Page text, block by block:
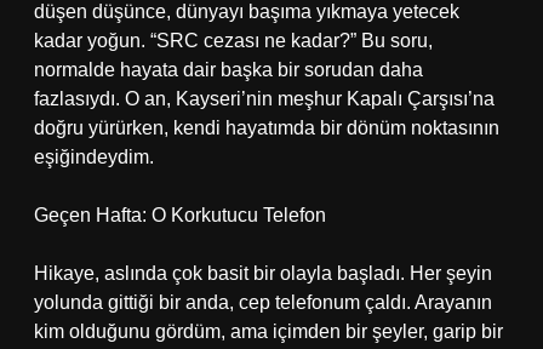
düşen düşünce, dünyayı başıma yıkmaya yetecek
kadar yoğun. “SRC cezası ne kadar?” Bu soru,
normalde hayata dair başka bir sorudan daha
fazlasıydı. O an, Kayseri’nin meşhur Kapalı Çarşısı’na
doğru yürürken, kendi hayatımda bir dönüm noktasının
eşiğindeydim.
Geçen Hafta: O Korkutucu Telefon
Hikaye, aslında çok basit bir olayla başladı. Her şeyin
yolunda gittiği bir anda, cep telefonum çaldı. Arayanın
kim olduğunu gördüm, ama içimden bir şeyler, garip bir